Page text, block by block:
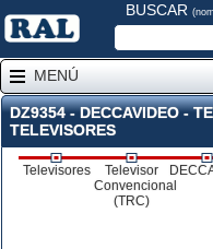
BUSCAR
MENÚ
DZ9354 - DECCAVIDEO -
TELEVISORES
Televisores
Televisor
Convencional
(TRC)